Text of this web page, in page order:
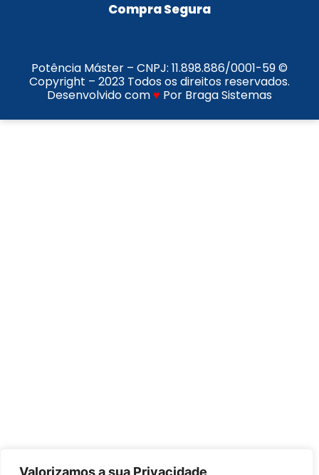
Valorizamos a sua Privacidade
Compra Segura
Potência Máster – CNPJ: 11.898.886/0001-59©
Copyright – 2023 Todos os direitos reservados.
Desenvolvido com♥ Por Braga Sistemas